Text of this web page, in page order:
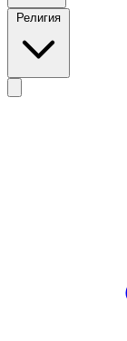
Религия